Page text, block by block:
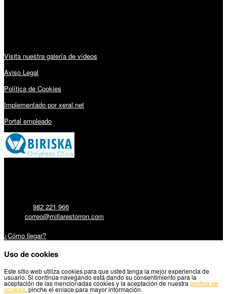
Visita nuestra galería de vídeos
Aviso Legal
Política de Cookies
Implementado por xeral.net
Portal empleado
982 221 966
correo@millarestorron.com
¿Cómo llegar?
Uso de cookies
Este sitio web utiliza cookies para que usted tenga la mejor experiencia de
usuario. Si continúa navegando está dando su consentimiento para la
aceptación de las mencionadas cookies y la aceptación de nuestra política de
cookies, pinche el enlace para mayor información.